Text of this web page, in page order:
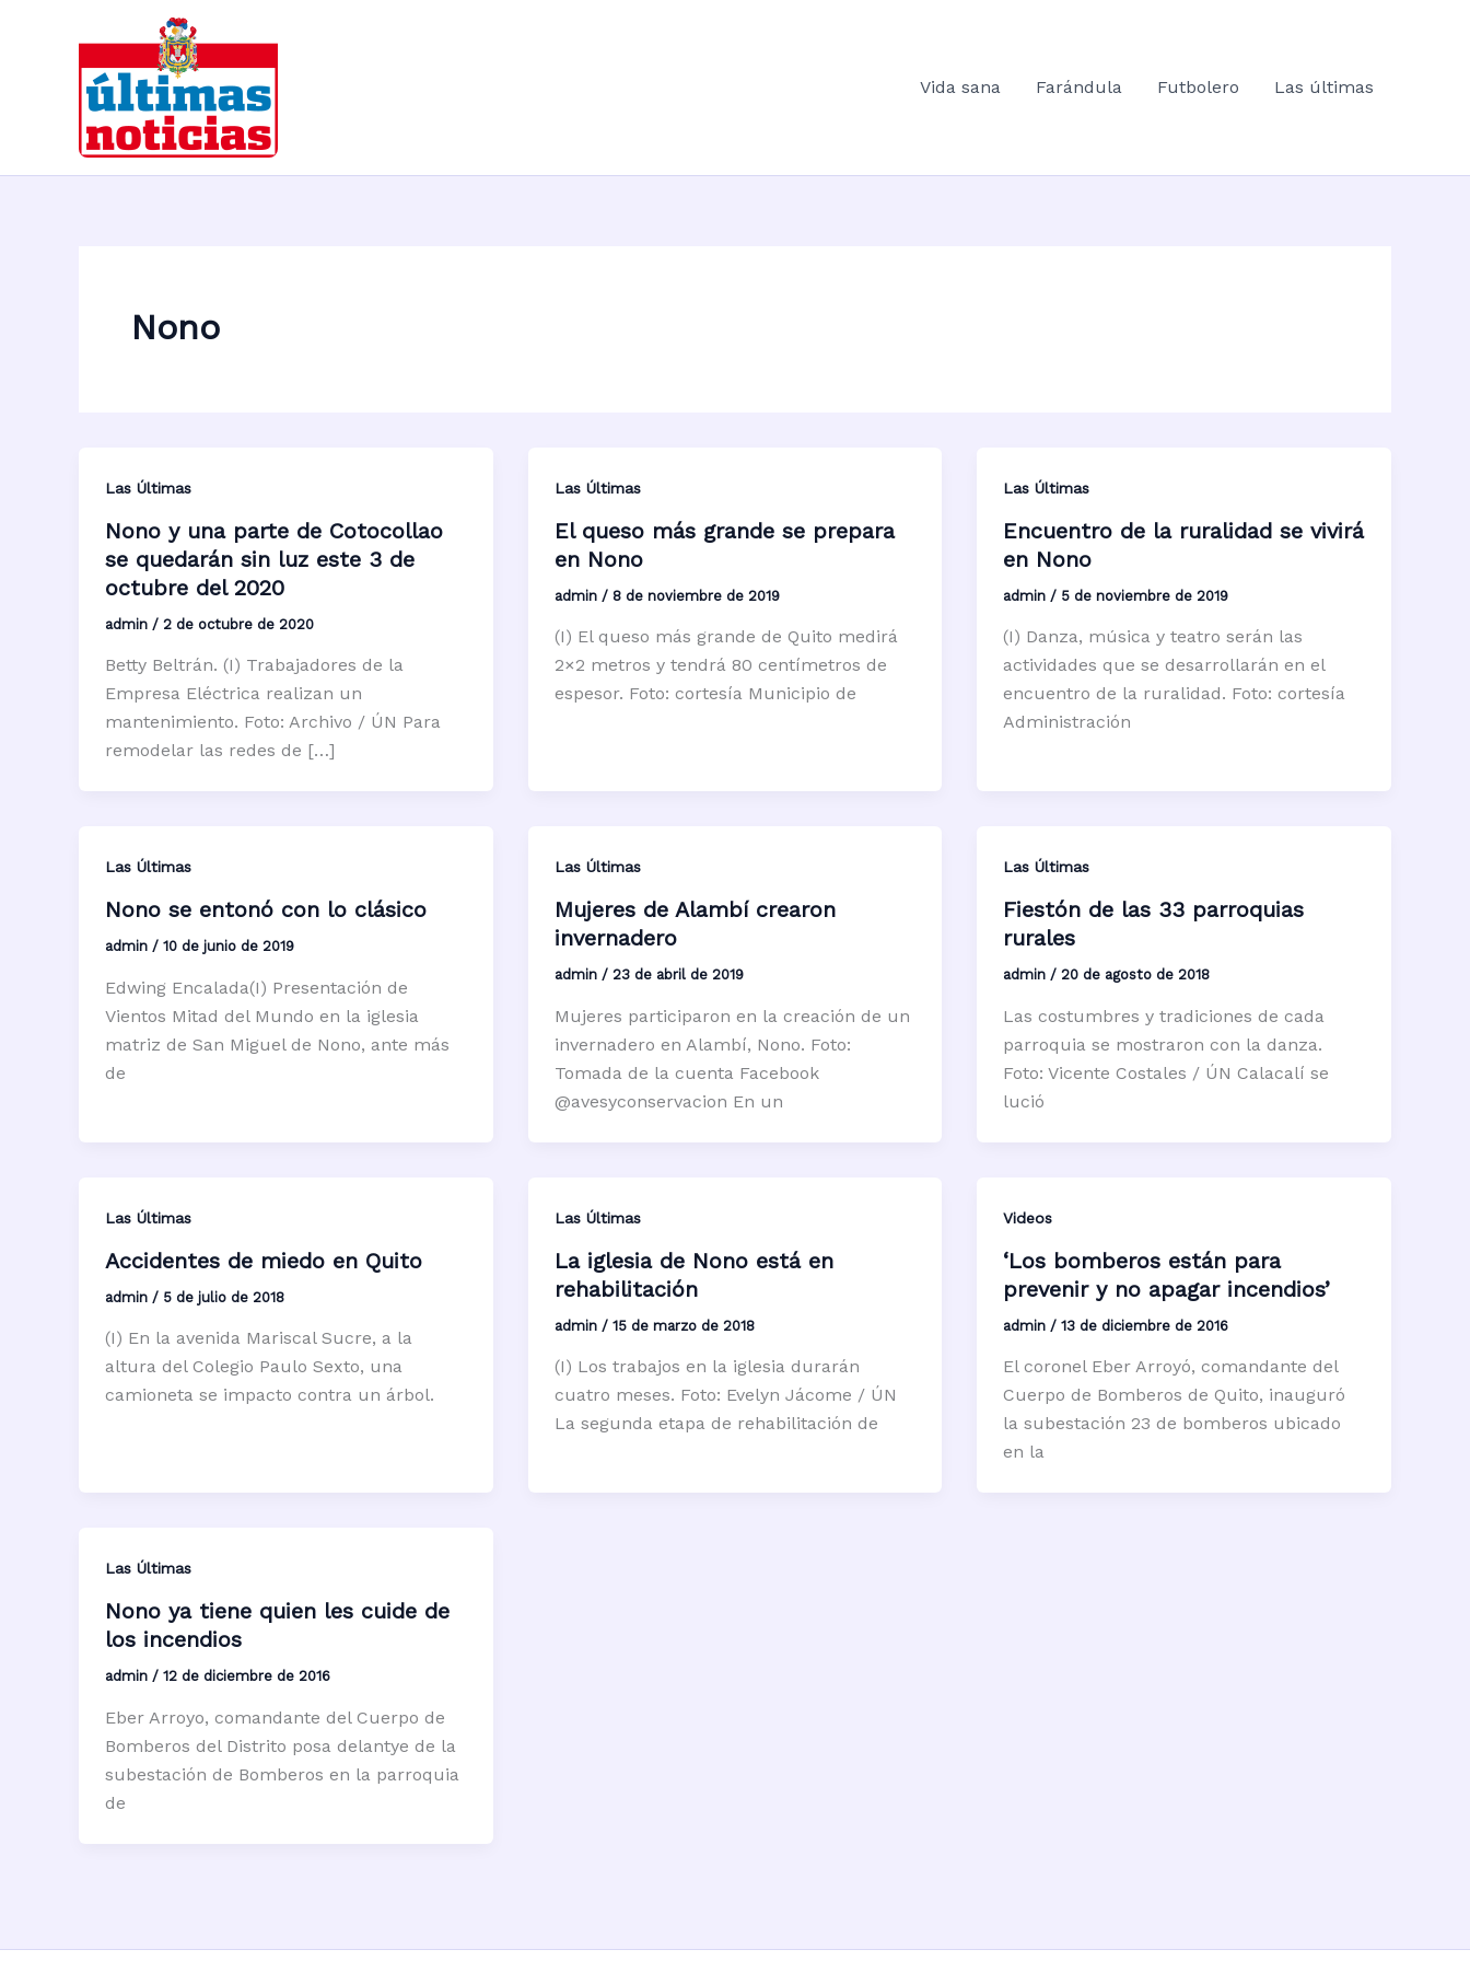
contenido
Vida sana
Farándula Futbolero Las últimas
Nono
Las Últimas
Nono y una parte de Cotocollao
se quedarán sin luz este 3 de
octubre del 2020
admin / 2 de octubre de 2020
Betty Beltrán. (I) Trabajadores de la
Empresa Eléctrica realizan un
mantenimiento. Foto: Archivo / ÚN Para
remodelar las redes de […]
Las Últimas
El queso más grande se prepara
en Nono
admin / 8 de noviembre de 2019
(I) El queso más grande de Quito medirá
2×2 metros y tendrá 80 centímetros de
espesor. Foto: cortesía Municipio de
Las Últimas
Encuentro de la ruralidad se vivirá
en Nono
admin / 5 de noviembre de 2019
(I) Danza, música y teatro serán las
actividades que se desarrollarán en el
encuentro de la ruralidad. Foto: cortesía
Administración
Las Últimas
Nono se entonó con lo clásico
admin / 10 de junio de 2019
Edwing Encalada(I) Presentación de
Vientos Mitad del Mundo en la iglesia
matriz de San Miguel de Nono, ante más
de
Las Últimas
Mujeres de Alambí crearon
invernadero
admin / 23 de abril de 2019
Mujeres participaron en la creación de un
invernadero en Alambí, Nono. Foto:
Tomada de la cuenta Facebook
@avesyconservacion En un
Las Últimas
Fiestón de las 33 parroquias
rurales
admin/20 de agosto de 2018
Las costumbres y tradiciones de cada
parroquia se mostraron con la danza.
Foto: Vicente Costales / ÚN Calacalí se
lució
Las Últimas
Accidentes de miedo en Quito
admin / 5 de julio de 2018
(I) En la avenida Mariscal Sucre, a la
altura del Colegio Paulo Sexto, una
camioneta se impacto contra un árbol.
Las Últimas
La iglesia de Nono está en
rehabilitación
admin / 15 de marzo de 2018
(I) Los trabajos en la iglesia durarán
cuatro meses. Foto: Evelyn Jácome / ÚN
La segunda etapa de rehabilitación de
Videos
‘Los bomberos están para
prevenir y no apagar incendios’
admin /13 de diciembre de 2016
El coronel Eber Arroyó, comandante del
Cuerpo de Bomberos de Quito, inauguró
la subestación 23 de bomberos ubicado
en la
Las Últimas
Nono ya tiene quien les cuide de
los incendios
admin / 12 de diciembre de 2016
Eber Arroyo, comandante del Cuerpo de
Bomberos del Distrito posa delantye de la
subestación de Bomberos en la parroquia
de